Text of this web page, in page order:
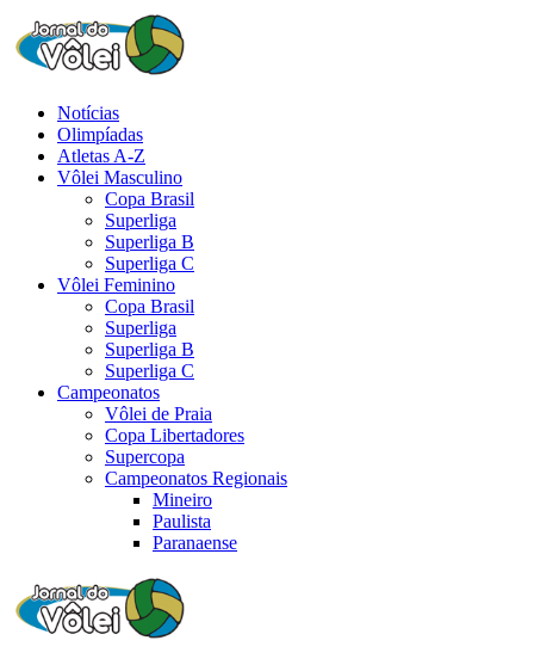
Notícias
Olimpíadas
Atletas A-Z
Vôlei Masculino
Copa Brasil
Superliga
Superliga B
Superliga C
Vôlei Feminino
Copa Brasil
Superliga
Superliga B
Superliga C
Campeonatos
Vôlei de Praia
Copa Libertadores
Supercopa
Campeonatos Regionais
Mineiro
Paulista
Paranaense